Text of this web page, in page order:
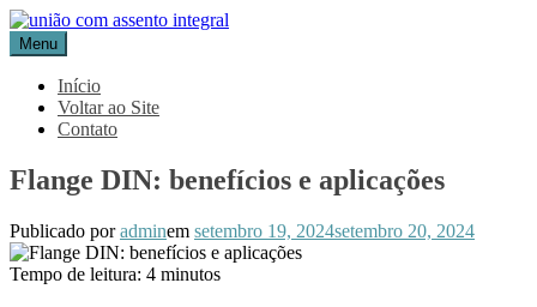
Pular
para
o
conteúdo
Blog Aceflan
Líder em Acessórios Industriais
Menu
Início
Voltar ao Site
Contato
Flange DIN: benefícios e aplicações
Publicado poradminem setembro 19, 2024setembro 20, 2024
Tempo de leitura: 4 minutos